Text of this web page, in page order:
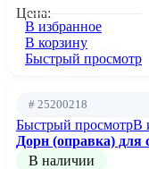
Цена:
В избранное
В корзину
Быстрый просмотр
# 25200218
Быстрый просмотрВ
Дорн (оправка) для
В наличии